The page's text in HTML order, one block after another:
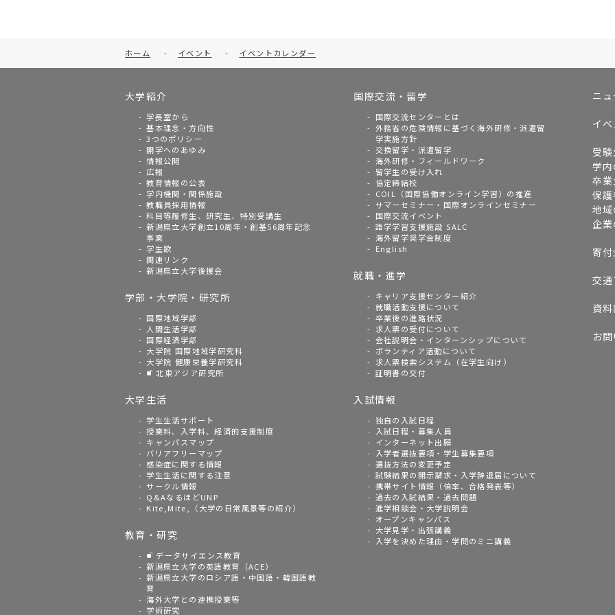
ホーム - イベント - イベントカレンダー
大学紹介
学長室から
基本理念・方向性
3つのポリシー
開学へのあゆみ
情報公開
広報
教育情報の公表
学内機関・関係施設
教職員採用情報
科目等履修生、研究生、特別受講生
新潟県立大学創立10周年・創基56周年記念
事業
学生歌
関連リンク
新潟県立大学後援会
学部・大学院・研究所
国際地域学部
人間生活学部
国際経済学部
大学院 国際地域学研究科
大学院 健康栄養学研究科
北東アジア研究所
大学生活
学生生活サポート
授業料、入学料、経済的支援制度
キャンパスマップ
バリアフリーマップ
感染症に関する情報
学生生活に関する注意
サークル情報
Q&AなるほどUNP
Kite,Mite,（大学の日常風景等の紹介）
教育・研究
データサイエンス教育
新潟県立大学の英語教育（ACE）
新潟県立大学のロシア語・中国語・韓国語教
育
海外大学との連携授業等
学術研究
国際交流・留学
国際交流センターとは
外務省の危険情報に基づく海外研修・派遣留
学実施方針
交換留学・派遣留学
海外研修・フィールドワーク
留学生の受け入れ
協定締結校
COIL（国際協働オンライン学習）の推進
サマーセミナー・国際オンラインセミナー
国際交流イベント
語学学習支援施設 SALC
海外留学奨学金制度
English
就職・進学
キャリア支援センター紹介
就職活動支援について
卒業後の進路状況
求人票の受付について
会社説明会・インターンシップについて
ボランティア活動について
求人票検索システム（在学生向け）
証明書の交付
入試情報
独自の入試日程
入試日程・募集人員
インターネット出願
入学者選抜要項・学生募集要項
選抜方法の変更予定
試験結果の開示請求・入学辞退届について
携帯サイト情報（倍率、合格発表等）
過去の入試結果・過去問題
進学相談会・大学説明会
オープンキャンパス
大学見学・出張講義
入学を決めた理由・学問のミニ講義
ニ
イ
受
学
卒
保
地
企
寄
交
資
お